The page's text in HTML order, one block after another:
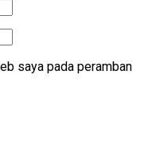
saya pada peramban